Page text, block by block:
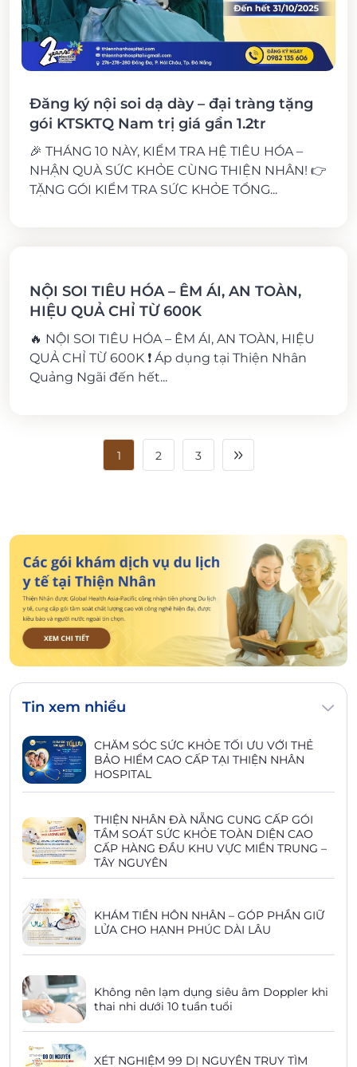
Đăng ký nội soi dạ dày – đại tràng tặng
gói KTSKTQ Nam trị giá gần 1.2tr
🎉 THÁNG 10 NÀY, KIỂM TRA HỆ TIÊU HÓA –
NHẬN QUÀ SỨC KHỎE CÙNG THIỆN NHÂN! 👉
TẶNG GÓI KIỂM TRA SỨC KHỎE TỔNG...
NỘI SOI TIÊU HÓA – ÊM ÁI, AN TOÀN,
HIỆU QUẢ CHỈ TỪ 600K
🔥 NỘI SOI TIÊU HÓA – ÊM ÁI, AN TOÀN, HIỆU
QUẢ CHỈ TỪ 600K ❗ Áp dụng tại Thiện Nhân
Quảng Ngãi đến hết...
1 2 3
Tin xem nhiều
CHĂM SÓC SỨC KHỎE TỐI ƯU VỚI THẺ
BẢO HIỂM CAO CẤP TẠI THIỆN NHÂN
HOSPITAL
THIỆN NHÂN ĐÀ NẴNG CUNG CẤP GÓI
TẦM SOÁT SỨC KHỎE TOÀN DIỆN CAO
CẤP HÀNG ĐẦU KHU VỰC MIỀN TRUNG –
TÂY NGUYÊN
KHÁM TIỀN HÔN NHÂN – GÓP PHẦN GIỮ
LỬA CHO HẠNH PHÚC DÀI LÂU
Không nên lạm dụng siêu âm Doppler khi
thai nhi dưới 10 tuần tuổi
XÉT NGHIỆM 99 DỊ NGUYÊN TRUY TÌM